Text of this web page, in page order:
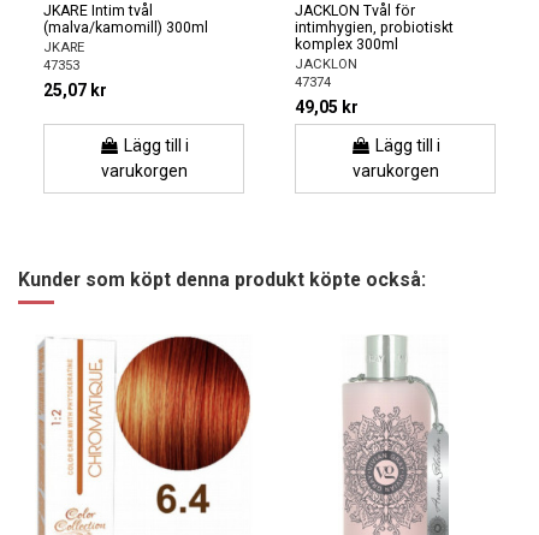
JKARE Intim tvål
(malva/kamomill) 300ml
JKARE
47353
25,07 kr
Lägg till i
varukorgen
JACKLON Tvål för
intimhygien, probiotiskt
komplex 300ml
JACKLON
47374
49,05 kr
Lägg till i
varukorgen
Kunder som köpt denna produkt köpte också: